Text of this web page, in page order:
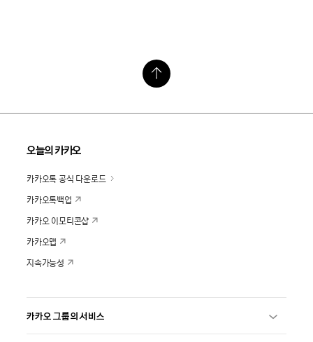
오늘의 카카오
카카오톡 공식 다운로드
카카오톡백업
카카오 이모티콘샵
카카오맵
지속가능성
카카오 그룹의 서비스